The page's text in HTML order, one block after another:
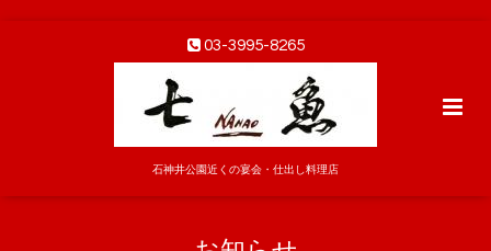
03-3995-8265
石神井公園近くの宴会・仕出し料理店